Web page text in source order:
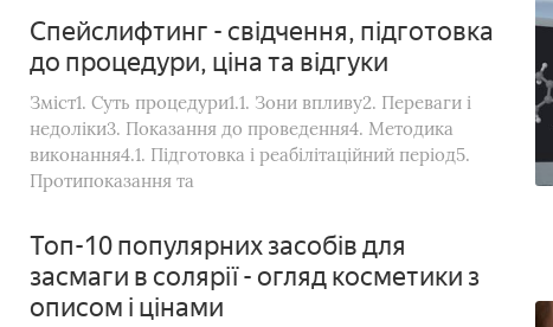
Спейслифтинг - свідчення, підготовка
до процедури, ціна та відгуки
Зміст1. Суть процедури1.1. Зони впливу2. Переваги і
недоліки3. Показання до проведення4. Методика
виконання4.1. Підготовка і реабілітаційний період5.
Протипоказання та
Топ-10 популярних засобів для
засмаги в солярії - огляд косметики з
описом і цінами